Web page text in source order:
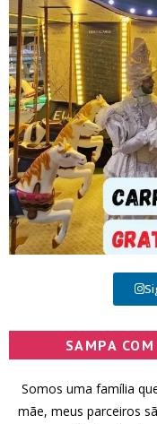
SAMPA
Somos uma família
mãe, meus parceiros